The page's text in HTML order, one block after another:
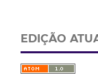
EDIÇÃO